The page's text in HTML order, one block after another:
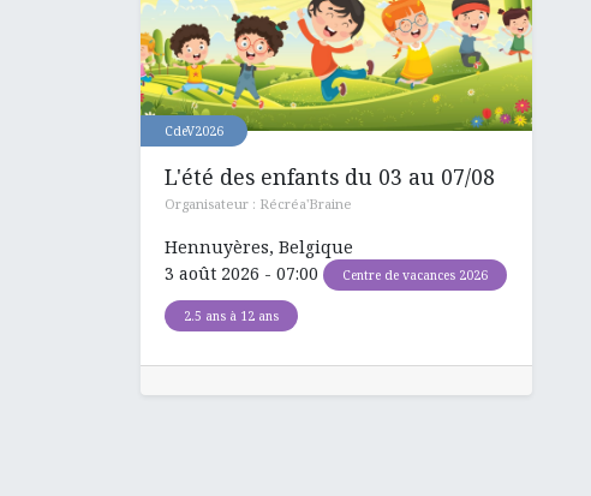
CdeV2026
L'été des enfants du 03 au 07/08
Organisateur : Récréa'Braine
Hennuyères, Belgique
3 août 2026 - 07:00 Centre de vacances 2026
2.5 ans à 12 ans